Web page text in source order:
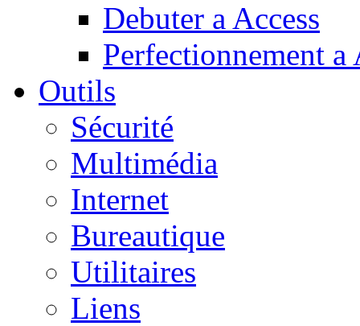
Debuter a Access
Perfectionnement a
Outils
Sécurité
Multimédia
Internet
Bureautique
Utilitaires
Liens